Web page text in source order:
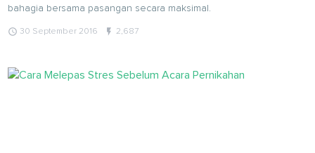
bahagia bersama pasangan secara maksimal.
query_builder 30 September 2016 flash_on 2,687